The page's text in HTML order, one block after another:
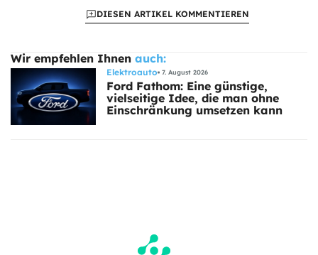
DIESEN ARTIKEL KOMMENTIEREN
Wir empfehlen Ihnen auch:
Elektroauto 7. August 2026
Ford Fathom: Eine günstige,
vielseitige Idee, die man ohne
Einschränkung umsetzen kann